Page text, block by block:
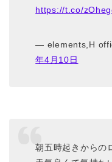
https://t.co/
— elements,H
年4月10日
朝五時起きからの